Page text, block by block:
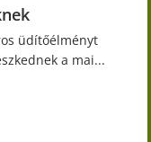
üdítőélményt
a mai...